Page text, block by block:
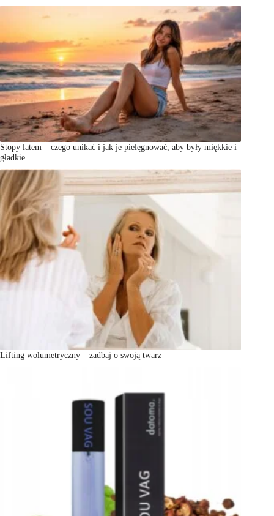
Stopy latem – czego unikać i jak je pielęgnować, aby były miękkie i
gładkie.
Lifting wolumetryczny – zadbaj o swoją twarz